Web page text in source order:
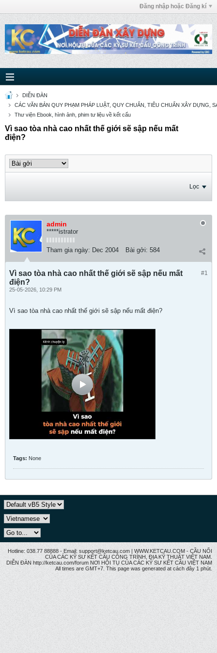
Đăng nhập hoặc Đăng kí
DIỄN ĐÀN
CÁC VĂN BẢN QUY PHẠM PHÁP LUẬT, QUY CHUẨN, TIÊU CHUẨN XÂY DỰNG,
Thư viện Ebook, hình ảnh, phim tư liệu về kết cấu
Vì sao tòa nhà cao nhất thế giới sẽ sập nếu mất
điện?
Lọc
admin
*****istrator
Tham gia ngày: Dec 2004 Bài gởi: 584
#1
Vì sao tòa nhà cao nhất thế giới sẽ sập nếu mất
điện?
25-05-2026, 10:29 PM
Vì sao tòa nhà cao nhất thế giới sẽ sập nếu mất điện?
Tags: None
Hotline: 038.77 88888 - Email: support@ketcau.com | WWW.KETCAU.COM - CẦU NỐI
CỦA CÁC KỸ SƯ KẾT CẤU CÔNG TRÌNH, ĐỊA KỸ THUẬT VIỆT NAM.
DIỄN ĐÀN http://ketcau.com/forum NƠI HỘI TỤ CỦA CÁC KỸ SƯ KẾT CÂU VIỆT NAM
All times are GMT+7. This page was generated at cách đây 1 phút.